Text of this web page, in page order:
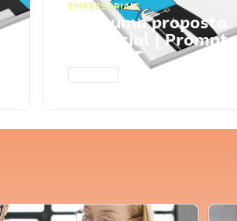
EMPRESARIAIS
Faça uma proposta
comercial | Prompts
ChatGPT